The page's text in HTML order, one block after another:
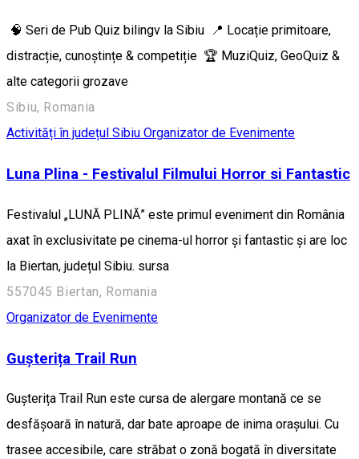
🧠 Seri de Pub Quiz bilingv la Sibiu 📍 Locație primitoare,
distracție, cunoștințe & competiție 🏆 MuziQuiz, GeoQuiz &
alte categorii grozave
Sibiu, Romania
Activități în județul Sibiu Organizator de Evenimente
Luna Plina - Festivalul Filmului Horror si Fantastic
Festivalul „LUNĂ PLINĂ” este primul eveniment din România
axat în exclusivitate pe cinema-ul horror și fantastic și are loc
la Biertan, județul Sibiu. sursa
557045 Biertan, Romania
Organizator de Evenimente
Gușterița Trail Run
Gușterița Trail Run este cursa de alergare montană ce se
desfășoară în natură, dar bate aproape de inima orașului. Cu
trasee accesibile, care străbat o zonă bogată în diversitate